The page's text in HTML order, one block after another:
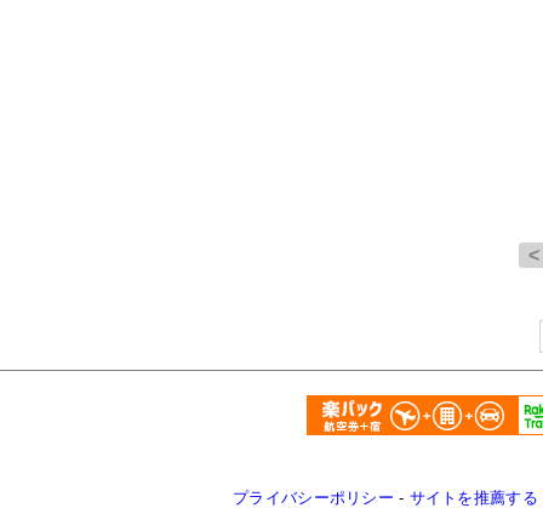
プライバシーポリシー - サイトを推薦する